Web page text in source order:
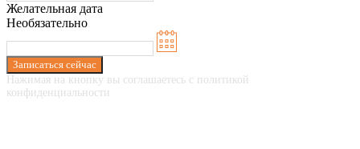
Желательная дата
Необязательно
Записаться сейчас
Нажимая на кнопку вы соглашаетесь с политикой
конфиденциальности